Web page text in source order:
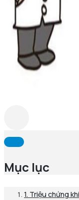
Mục lục
1. Triệu chứng